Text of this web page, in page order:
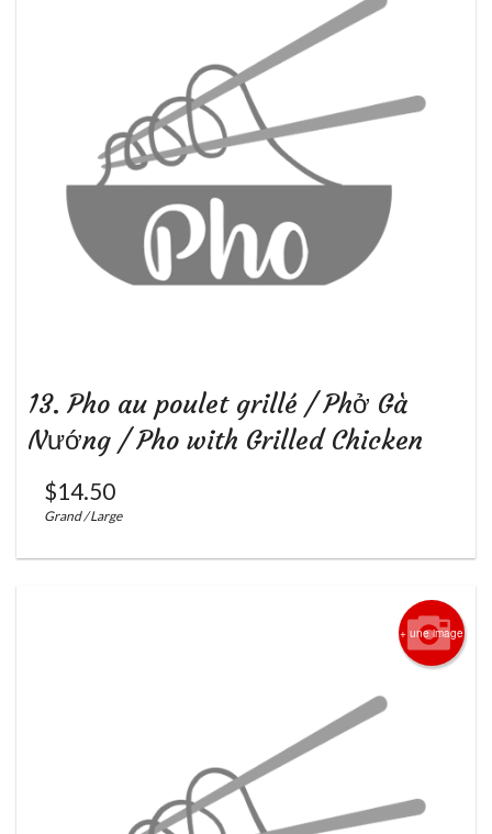
13. Pho au poulet grillé / Phở Gà
Nướng / Pho with Grilled Chicken
$14.50
Grand / Large
+ une image